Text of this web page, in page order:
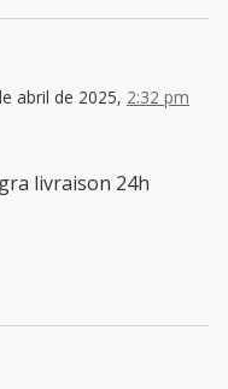
abril de 2025, 2:32 pm
livraison 24h